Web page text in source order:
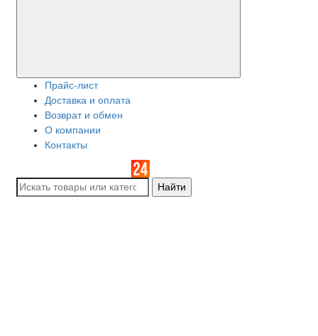
Прайс-лист
Доставка и оплата
Возврат и обмен
О компании
Контакты
Найти